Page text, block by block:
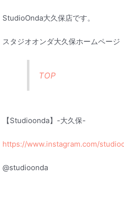
StudioOnda大久保店です。
スタジオオンダ大久保ホームページ
TOP
【Studioonda】-大久保-
https://www.instagram.com/
@studioonda